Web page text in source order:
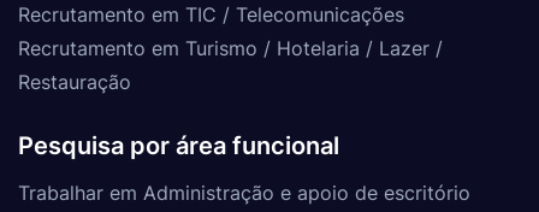
Recrutamento em TIC / Telecomunicações
Recrutamento em Turismo / Hotelaria / Lazer /
Restauração
Pesquisa por área funcional
Trabalhar em Administração e apoio de escritório